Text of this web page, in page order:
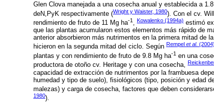
Glen Clova manejada a una cosecha anual y establecida a
deN,PyK respectivamente (Wright y Waister, 1980). Con el cv.
rendimiento de fruto de 11 Mg ha-1 , Kowalenko (1994a) estimó
que las plantas acumularon estos elementos más rápido de
anterior absorbieron más nutrimentos en la primera mitad de
hicieron en la segunda mitad del ciclo. Según Rempel et al. (2004)
plantas y con rendimiento de fruto de 9.8 Mg ha-1 en una
productora de otoño cv. Heritage y con una cosecha,
capacidad de extracción de nutrimentos por la frambuesa
humedad y tipo de suelo), fisiológicos (tipo, posición y edad
malezas) y carga de cosecha, factores que deben
1980).